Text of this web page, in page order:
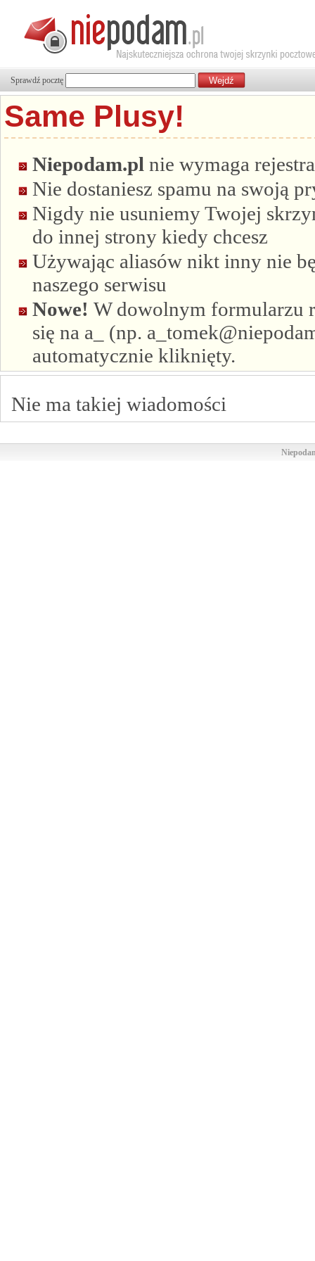
Sprawdź pocztę
Same Plusy!
Niepodam.pl nie wymaga
Nie dostaniesz spamu na swoją
Nigdy nie usuniemy Twojej
do innej strony kiedy chcesz
Używając aliasów nikt inny nie
naszego serwisu
Nowe! W dowolnym formularzu
się na a_ (np.
automatycznie kliknięty.
Nie ma takiej wiadomości